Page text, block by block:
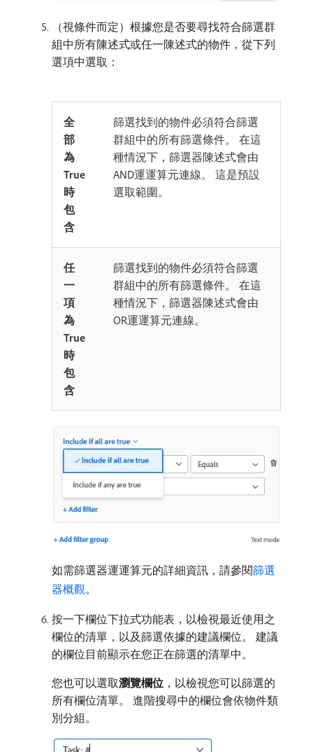
（視條件而定）根據您是否要尋找符合篩選群
組中所有陳述式或任一陳述式的物件，從下列
選項中選取：
全
部
為
True
時
包
含
篩選找到的物件必須符合篩選
群組中的所有篩選條件。 在這
種情況下，篩選器陳述式會由
AND運運算元連線。 這是預設
選取範圍。
任
一
項
為
True
時
包
含
篩選找到的物件必須符合篩選
群組中的所有篩選條件。 在這
種情況下，篩選器陳述式會由
OR運運算元連線。
如需篩選器運運算元的詳細資訊，請參閱篩選
器概觀。
按一下欄位下拉式功能表，以檢視最近使用之
欄位的清單，以及篩選依據的建議欄位。 建議
的欄位目前顯示在您正在篩選的清單中。
您也可以選取​瀏覽欄位 ，以檢視您可以篩選的
所有欄位清單。 進階搜尋中的欄位會依物件類
別分組。